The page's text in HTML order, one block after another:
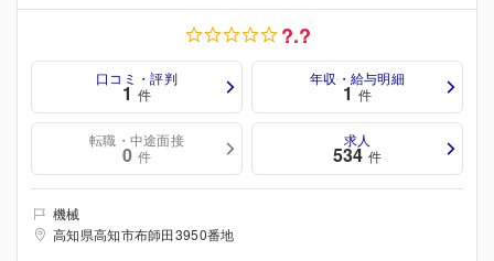
?.?
口コミ・評判
1 件
年収・給与明細
1 件
転職・中途面接
0 件
求人
534 件
機械
高知県高知市布師田3950番地